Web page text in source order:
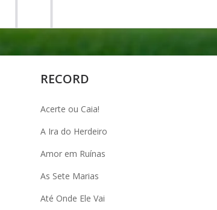
RECORD
Acerte ou Caia!
A Ira do Herdeiro
Amor em Ruínas
As Sete Marias
Até Onde Ele Vai